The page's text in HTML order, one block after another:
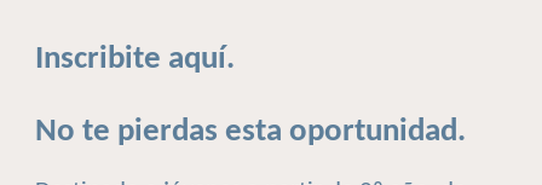
Inscribite aquí.
No te pierdas esta oportunidad.